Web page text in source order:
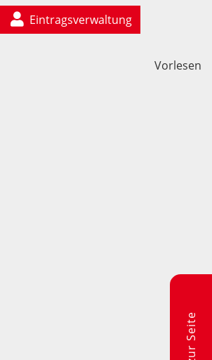
Eintragsverwaltung
Vorlesen